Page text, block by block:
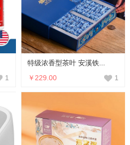
1
特级浓香型茶叶 安溪铁...
￥229.00
1